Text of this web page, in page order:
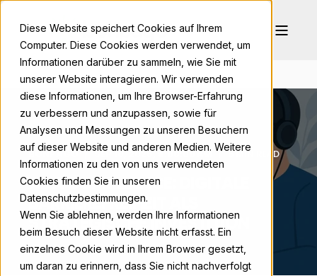
Diese Website speichert Cookies auf Ihrem
Computer. Diese Cookies werden verwendet, um
Informationen darüber zu sammeln, wie Sie mit
unserer Website interagieren. Wir verwenden
diese Informationen, um Ihre Browser-Erfahrung
zu verbessern und anzupassen, sowie für
Analysen und Messungen zu unseren Besuchern
auf dieser Website und anderen Medien. Weitere
Informationen zu den von uns verwendeten
Cookies finden Sie in unseren
Datenschutzbestimmungen.
Wenn Sie ablehnen, werden Ihre Informationen
beim Besuch dieser Website nicht erfasst. Ein
einzelnes Cookie wird in Ihrem Browser gesetzt,
um daran zu erinnern, dass Sie nicht nachverfolgt
BONPAGO SEP 10, 2025, 9:00:00 AM 6 MIN READ
ADA COMPLIANCE: DIGITALE
BARRIEREFREIHEIT ALS
STRATEGISCHE INVESTITION